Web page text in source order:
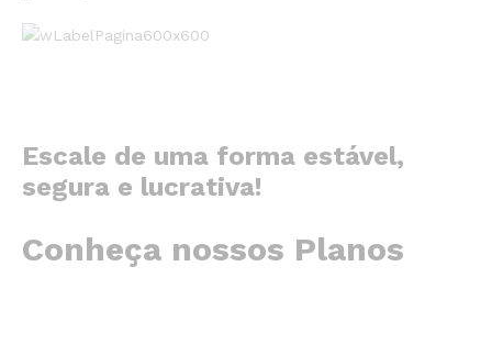
Escale de uma forma estável,
segura e lucrativa!
Conheça nossos Planos